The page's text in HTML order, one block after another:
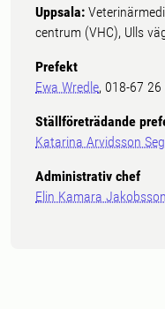
Uppsala:
centrum (VHC), Ulls
Prefekt
Ewa Wredle, 018-67 26
Ställföreträdande
Katarina Arvidsson
Administrativ chef
Elin Kamara Jakobsson